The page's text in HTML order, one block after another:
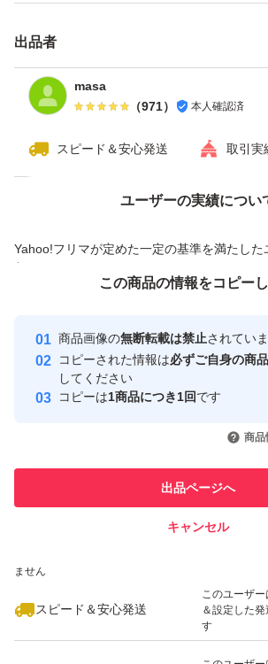
出品者
masa
（971） 本人確認済
スピード＆安心発送 取引実
ユーザーの実績につい
Yahoo!フリマが定めた一定の基準を満たした
付与しています
安心取引出品者
心・安全なユ
取引実績
引を完了さ
での取引実績
ません
スピード＆安心発送
このユーザ
＆設定した
す
価格の相談
この商品の情報をコピー
商品画像の無断転載は禁止されてい
コピーされた情報は必ずご自身の商
してください
コピーは1商品につき1回です
商品
出品ページへ
キャンセル
この商品をみている人にオススメ